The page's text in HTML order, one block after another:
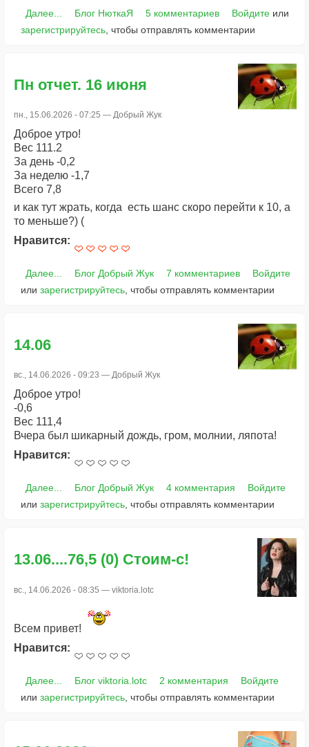
Далее... Блог НюткаЯ 5 комментариев Войдитеили
зарегистрируйтесь , чтобы отправлять комментарии
Пн отчет. 16 июня
пн., 15.06.2026 - 07:25 — Добрый Жук
Доброе утро!
Вес 111.2
За день -0,2
За неделю -1,7
Всего 7,8
и как тут жрать, когда есть шанс скоро перейти к 10, а
то меньше?) (
Нравится:
Далее... Блог Добрый Жук 7 комментариев
Войдите
или зарегистрируйтесь, чтобы отправлять комментарии
14.06
вс., 14.06.2026 - 09:23 — Добрый Жук
Доброе утро!
-0,6
Вес 111,4
Вчера был шикарный дождь, гром, молнии, ляпота!
Нравится:
Далее... Блог Добрый Жук 4 комментария
Войдите
или зарегистрируйтесь, чтобы отправлять комментарии
13.06....76,5 (0) Стоим-с!
вс., 14.06.2026 - 08:35 — viktoria.lotc
Всем привет!
Нравится:
Далее... Блог viktoria.lotc 2 комментария
Войдите
или зарегистрируйтесь , чтобы отправлять комментарии